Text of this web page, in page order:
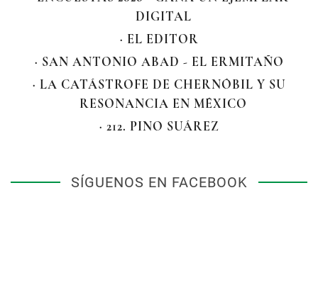
DIGITAL
· EL EDITOR
· SAN ANTONIO ABAD - EL ERMITAÑO
· LA CATÁSTROFE DE CHERNÓBIL Y SU
RESONANCIA EN MÉXICO
· 212. PINO SUÁREZ
SÍGUENOS EN FACEBOOK